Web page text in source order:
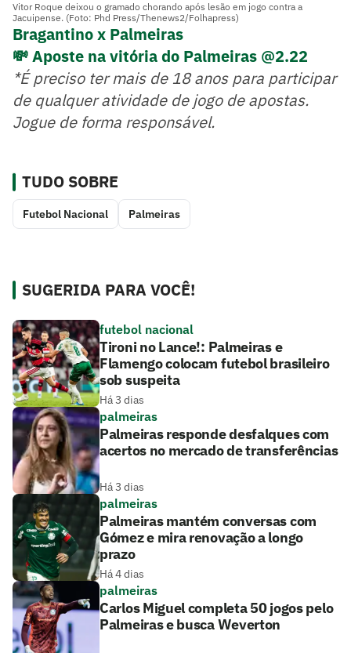
Vitor Roque deixou o gramado chorando após lesão em jogo contra a
Jacuipense. (Foto: Phd Press/Thenews2/Folhapress)
Bragantino x Palmeiras
💸 Aposte na vitória do Palmeiras @2.22
*É preciso ter mais de 18 anos para participar
de qualquer atividade de jogo de apostas.
Jogue de forma responsável.
TUDO SOBRE
Futebol Nacional Palmeiras
SUGERIDA PARA VOCÊ!
futebol nacional
Tironi no Lance!: Palmeiras e
Flamengo colocam futebol brasileiro
sob suspeita
Há 3 dias
palmeiras
Palmeiras responde desfalques com
acertos no mercado de transferências
Há 3 dias
palmeiras
Palmeiras mantém conversas com
Gómez e mira renovação a longo
prazo
Há 4 dias
palmeiras
Carlos Miguel completa 50 jogos pelo
Palmeiras e busca Weverton